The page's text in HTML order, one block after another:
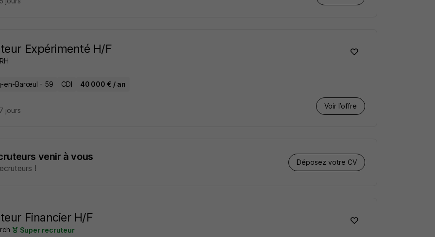
Expérimenté H/F
en-Barœul - 59 CDI 40 000 € / an
Voir l’offre
jours
venir à vous
!
Déposez votre CV
Financier H/F
Super recruteur